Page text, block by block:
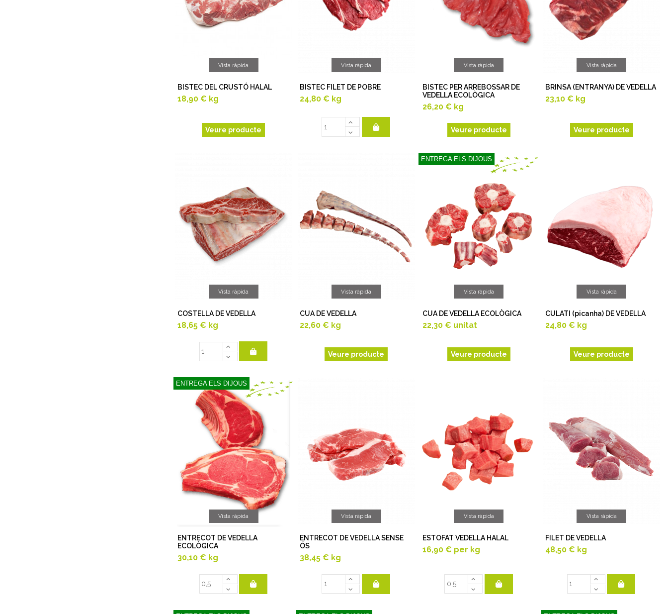
Vista ràpida
BISTEC DEL CRUSTÓ HALAL
Veure producte
18,90 € kg
Vista ràpida
BISTEC FILET DE POBRE
24,80 € kg
Vista ràpida
BISTEC PER ARREBOSSAR DE
VEDELLA ECOLÒGICA
Veure producte
26,20 € kg
Vista ràpida
BRINSA (ENTRANYA) DE VEDELLA
Veure producte
23,10 € kg
Vista ràpida
COSTELLA DE VEDELLA
18,65 € kg
Vista ràpida
CUA DE VEDELLA
Veure producte
22,60 € kg
ENTREGA ELS DIJOUS
Vista ràpida
CUA DE VEDELLA ECOLÒGICA
Veure producte
22,30 € unitat
Vista ràpida
CULATI (picanha) DE VEDELLA
Veure producte
24,80 € kg
ENTREGA ELS DIJOUS
Vista ràpida
ENTRECOT DE VEDELLA
ECOLÒGICA
30,10 € kg
Vista ràpida
ENTRECOT DE VEDELLA SENSE
ÓS
38,45 € kg
Vista ràpida
ESTOFAT VEDELLA HALAL
16,90 € per kg
Vista ràpida
FILET DE VEDELLA
48,50 € kg